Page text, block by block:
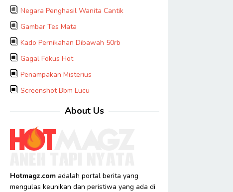
Negara Penghasil Wanita Cantik
Gambar Tes Mata
Kado Pernikahan Dibawah 50rb
Gagal Fokus Hot
Penampakan Misterius
Screenshot Bbm Lucu
About Us
Hotmagz.comadalah portal berita yang
mengulas keunikan dan peristiwa yang ada di